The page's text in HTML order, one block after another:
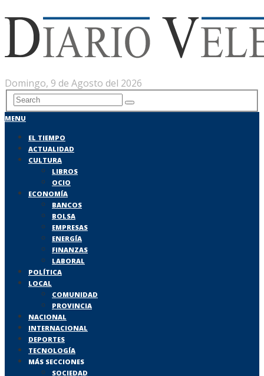
Domingo, 9 de Agosto del 2026
MENU
EL TIEMPO
ACTUALIDAD
CULTURA
LIBROS
OCIO
ECONOMÍA
BANCOS
BOLSA
EMPRESAS
ENERGÍA
FINANZAS
LABORAL
POLÍTICA
LOCAL
COMUNIDAD
PROVINCIA
NACIONAL
INTERNACIONAL
DEPORTES
TECNOLOGÍA
MÁS SECCIONES
SOCIEDAD